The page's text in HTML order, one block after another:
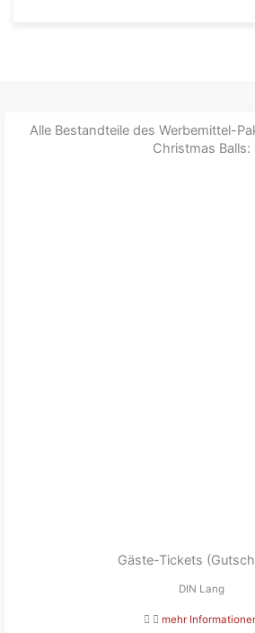
Alle Bestandteile des Werbemittel-
Christmas Balls:
Gäste-Tickets
DIN Lang
mehr